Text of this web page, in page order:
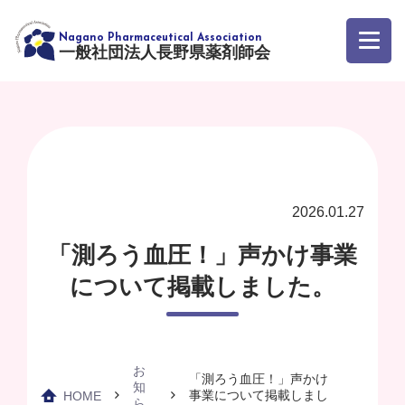
一般社団法人長野県薬剤師会
2026.01.27
「測ろう血圧！」声かけ事業
について掲載しました。
HOME
お
知
「測ろう血圧！」声かけ
事業について掲載しまし